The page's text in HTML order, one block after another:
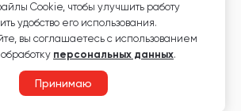
для животных и ветаптека
на сайте, не является публичной
офертой.
Сookie, чтобы улучшить работу
удобство его использования.
вы соглашаетесь с использованием
персональных данных.
Принимаю